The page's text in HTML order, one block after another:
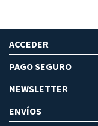
ACCEDER
PAGO SEGURO
NEWSLETTER
ENVÍOS